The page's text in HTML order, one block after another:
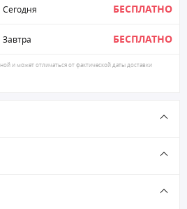
Сегодня БЕСПЛАТНО
Завтра БЕСПЛАТНО
и может отличаться от фактической даты доставки